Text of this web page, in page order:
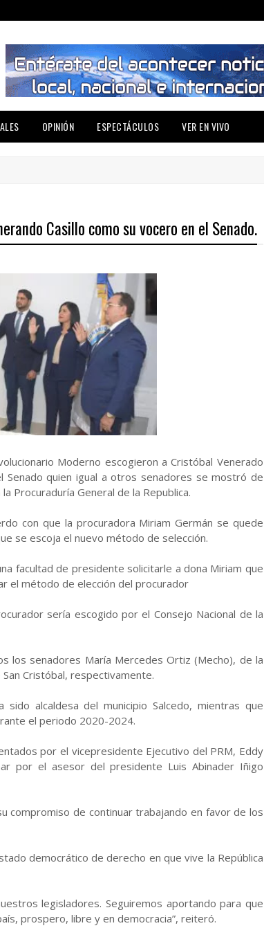
OPINIÓN ESPECTÁCULOS VER EN VIVO
Casillo como su vocero en el Senado.
Moderno escogieron a Cristóbal Venerado
quien igual a otros senadores se mostró de
Procuraduría General de la Republica.
con que la procuradora Miriam Germán se quede
se escoja el nuevo método de selección.
facultad de presidente solicitarle a dona Miriam que
el método de elección del procurador
sería escogido por el Consejo Nacional de la
los senadores María Mercedes Ortiz (Mecho), de la
Cristóbal, respectivamente.
alcaldesa del municipio Salcedo, mientras que
el periodo 2020-2024.
por el vicepresidente Ejecutivo del PRM, Eddy
por el asesor del presidente Luis Abinader Iñigo
compromiso de continuar trabajando en favor de los
democrático de derecho en que vive la República
legisladores. Seguiremos aportando para que
prospero, libre y en democracia”, reiteró.